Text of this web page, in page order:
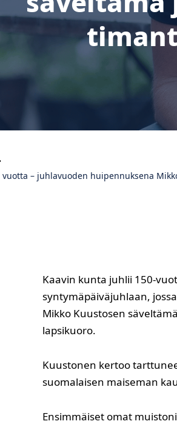
vuotta – juhlavuoden huipennuksena
Kaavin kunta juhlii 150-
syntymäpäiväjuhlaan,
Mikko Kuustosen
lapsikuoro.
Kuustonen kertoo
suomalaisen maiseman
Ensimmäiset omat